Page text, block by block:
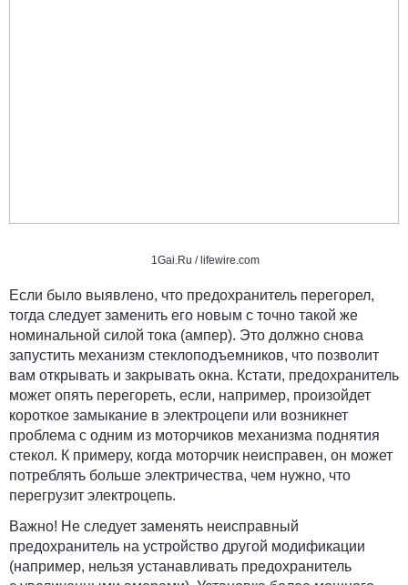
1Gai.Ru / lifewire.com
Если было выявлено, что предохранитель перегорел,
тогда следует заменить его новым с точно такой же
номинальной силой тока (ампер). Это должно снова
запустить механизм стеклоподъемников, что позволит
вам открывать и закрывать окна. Кстати, предохранитель
может опять перегореть, если, например, произойдет
короткое замыкание в электроцепи или возникнет
проблема с одним из моторчиков механизма поднятия
стекол. К примеру, когда моторчик неисправен, он может
потреблять больше электричества, чем нужно, что
перегрузит электроцепь.
Важно! Не следует заменять неисправный
предохранитель на устройство другой модификации
(например, нельзя устанавливать предохранитель